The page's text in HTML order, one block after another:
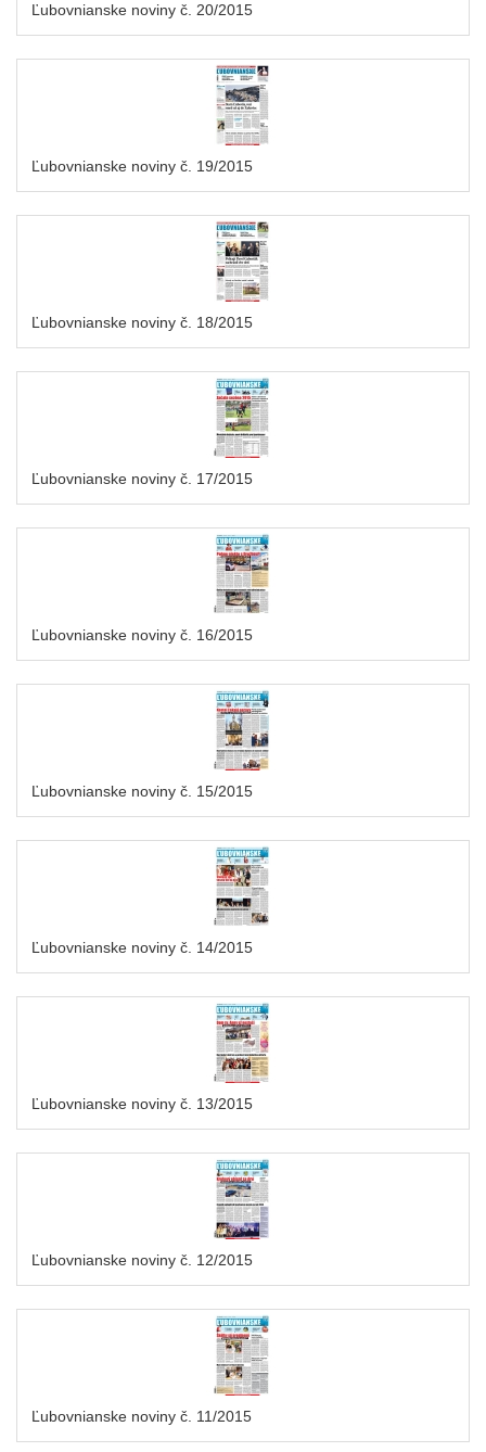
Ľubovnianske noviny č. 20/2015
Ľubovnianske noviny č. 19/2015
Ľubovnianske noviny č. 18/2015
Ľubovnianske noviny č. 17/2015
Ľubovnianske noviny č. 16/2015
Ľubovnianske noviny č. 15/2015
Ľubovnianske noviny č. 14/2015
Ľubovnianske noviny č. 13/2015
Ľubovnianske noviny č. 12/2015
Ľubovnianske noviny č. 11/2015